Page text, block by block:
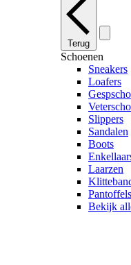
Terug
Schoenen
Sneakers
Loafers
Slippers
Sandalen
Boots
Laarzen
Pantoffels
Bekijk